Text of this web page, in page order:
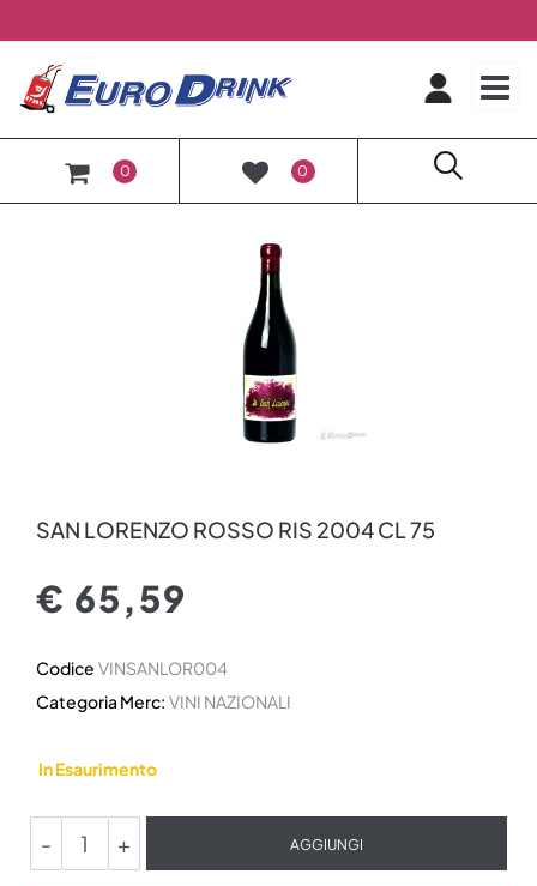
0 0
SAN LORENZO ROSSO RIS 2004 CL 75
€ 65,59
Codice VINSANLOR004
Categoria Merc: VINI NAZIONALI
In Esaurimento
AGGIUNGI